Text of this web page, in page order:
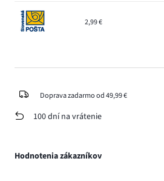
2,99 €
Doprava zadarmo od 49,99 €
100 dní na vrátenie
Hodnotenia zákazníkov